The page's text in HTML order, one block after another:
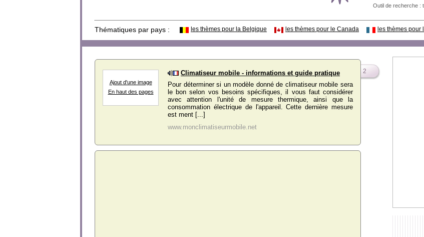
Outil de recherche :
Thématiques par pays : les thèmes pour la Belgique les thèmes pour le Canada les thèmes pour
Ajout d'une image
En haut des pages
Climatiseur mobile - informations et guide pratique
Pour déterminer si un modèle donné de climatiseur mobile sera
le bon selon vos besoins spécifiques, il vous faut considérer
avec attention l'unité de mesure thermique, ainsi que la
consommation électrique de l'appareil. Cette dernière mesure
est ment [...]
www.monclimatiseurmobile.net
2